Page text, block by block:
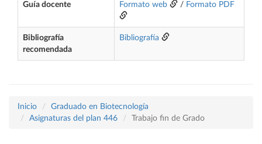
Guía docente Formato web / Formato PDF
Bibliografía
recomendada
Bibliografía
Inicio
Graduado en Biotecnología
Asignaturas del plan 446
Trabajo fin de Grado